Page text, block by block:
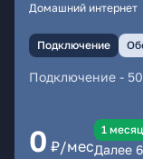
Домашний интернет
Подключение
Подключение -
0 ₽/мес
1
Далее